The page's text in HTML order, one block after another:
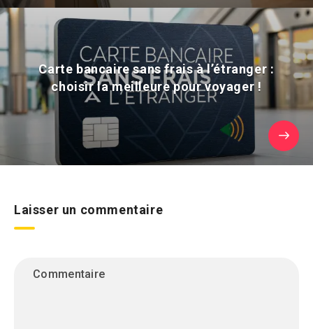
Carte bancaire sans frais à l’étranger :
choisir la meilleure pour voyager !
Laisser un commentaire